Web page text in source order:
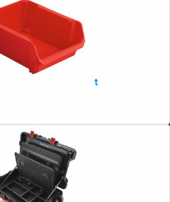
Stanley STANLEY Lagersichtkasten 5 Rot